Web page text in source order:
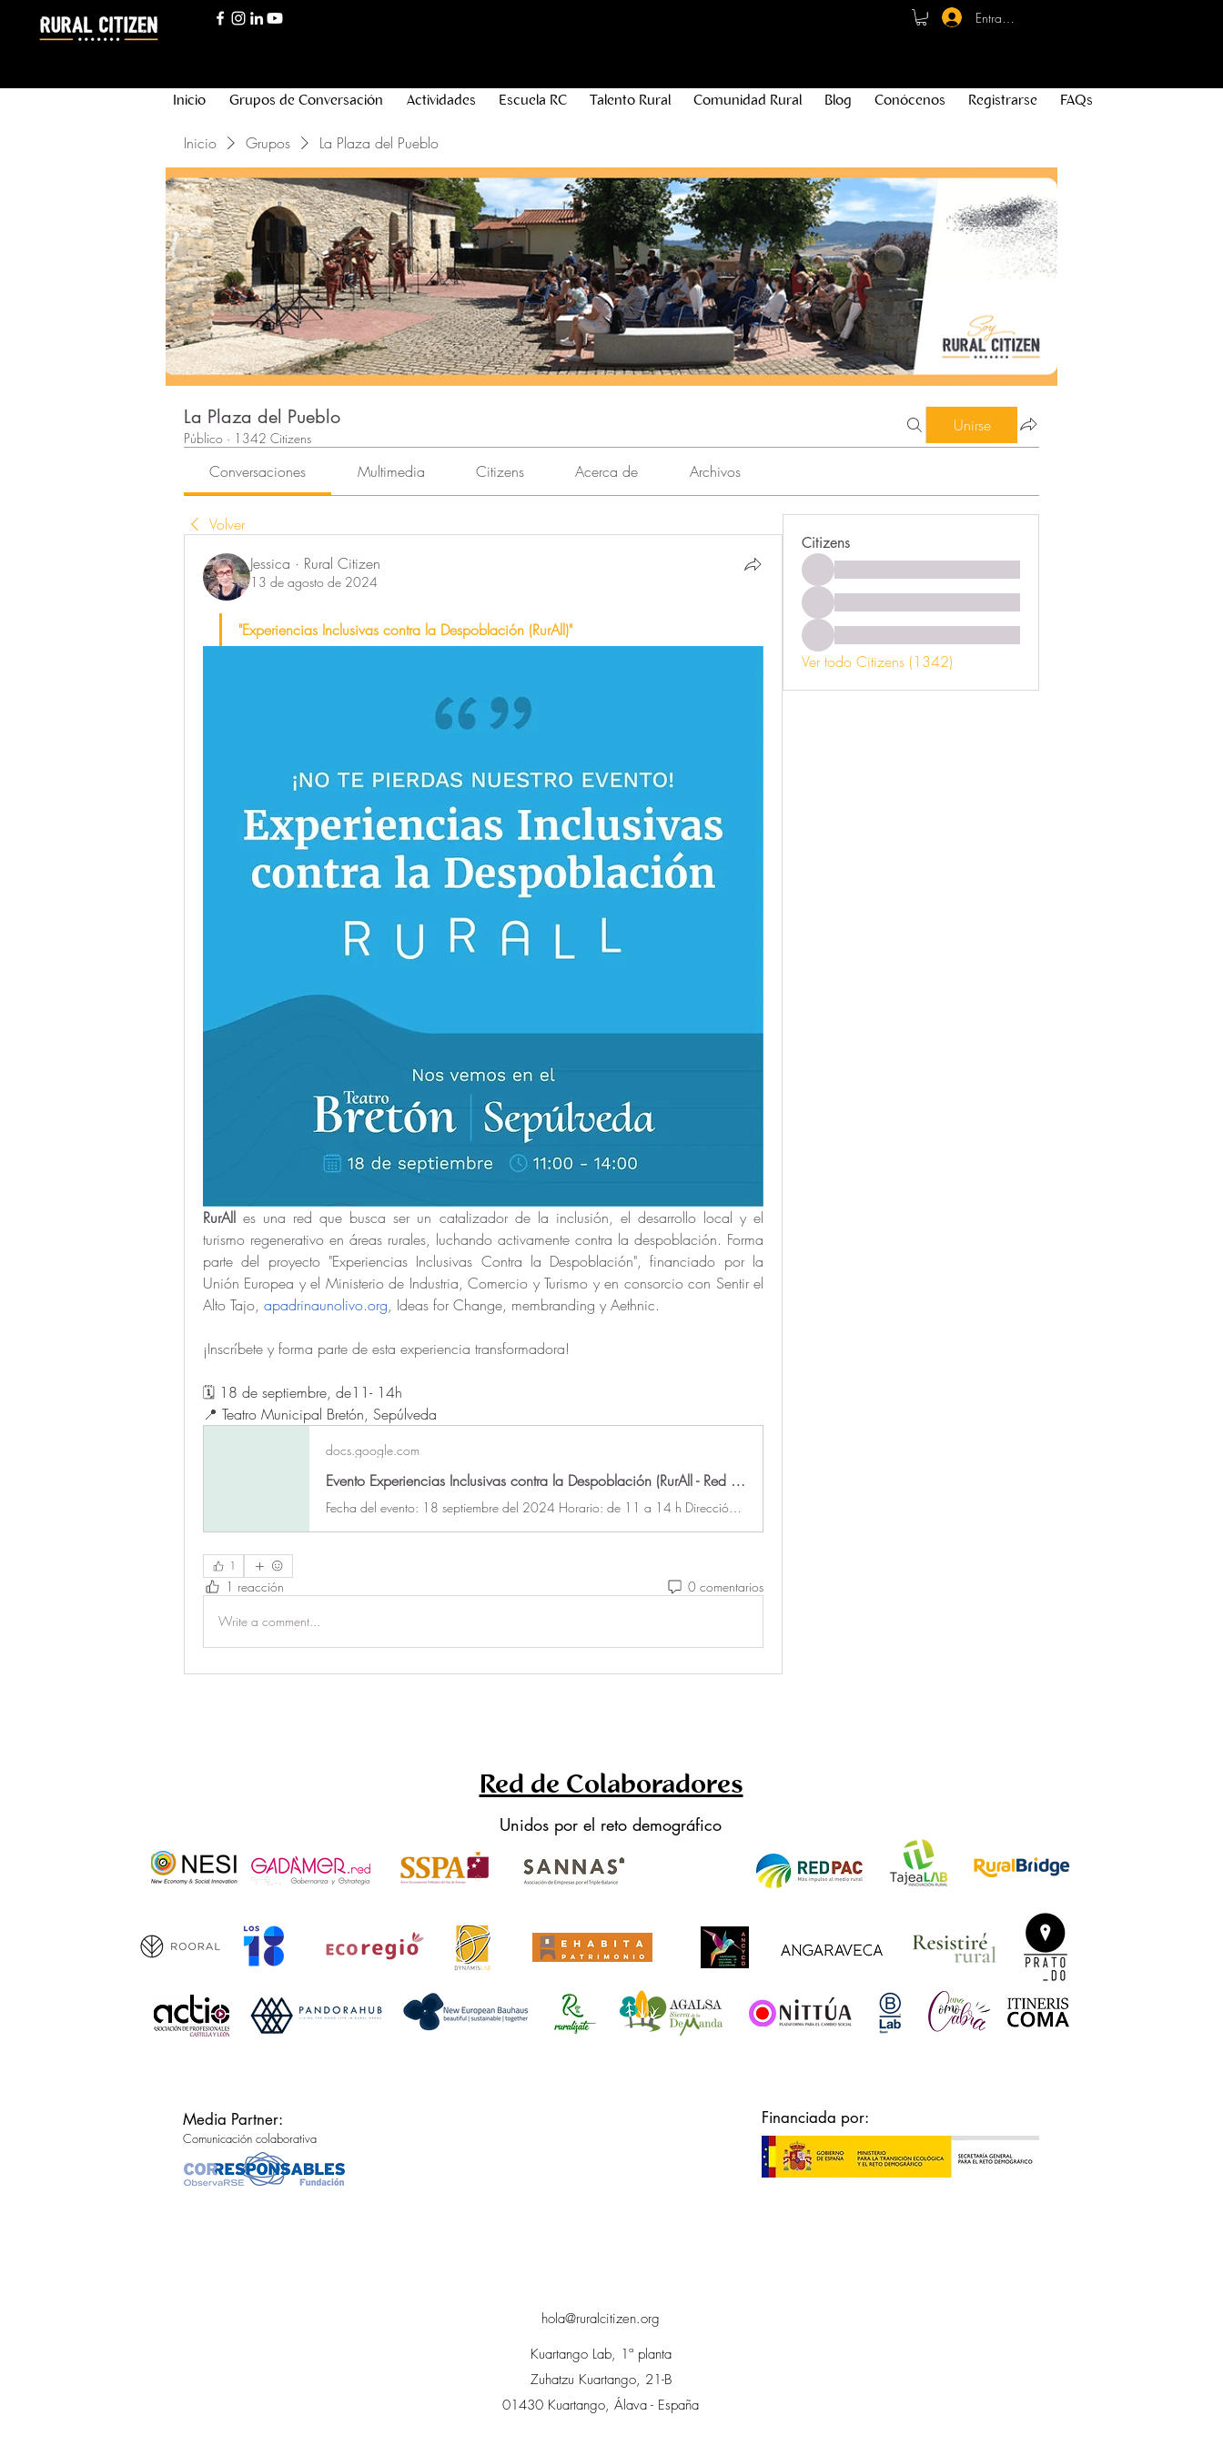
Entrar - Registro
Inicio Grupos de Conversación Actividades Escuela RC Talento Rural Comunidad Rural Blog Conócenos Registrarse FAQs
Inicio Grupos La Plaza del Pueblo
La Plaza del Pueblo
Público · 1342 Citizens
Unirse
Conversaciones Multimedia Citizens Acerca de Archivos
Volver
Jessica · Rural Citizen
13 de agosto de 2024
"Experiencias Inclusivas contra la Despoblación (RurAll)"
RurAll es una red que busca ser un catalizador de la inclusión, el desarrollo local y el
turismo regenerativo en áreas rurales, luchando activamente contra la despoblación. Forma
parte del proyecto "Experiencias Inclusivas Contra la Despoblación", financiado por la
Unión Europea y el Ministerio de Industria, Comercio y Turismo y en consorcio con Sentir el
Alto Tajo, apadrinaunolivo.org, Ideas for Change, membranding y Aethnic.
¡Inscríbete y forma parte de esta experiencia transformadora!
🗓️ 18 de septiembre, de11- 14h
📍 Teatro Municipal Bretón, Sepúlveda
docs.google.com
Evento Experiencias Inclusivas contra la Despoblación (RurAll - Red de Experiencias Turísticas Rurales Regenerativas )
1
1 reacción 0 comentarios
Write a comment...
Citizens
Ver todo Citizens (1342)
Red de Colaboradores
Unidos por el reto demográfico
Media Partner:
Comunicación colaborativa
Financiada por:
hola@ruralcitizen.org
Kuartango Lab, 1ª planta
Zuhatzu Kuartango, 21-B
01430 Kuartango, Álava - España